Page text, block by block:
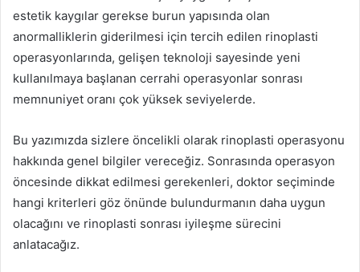
estetik kaygılar gerekse burun yapısında olan
anormalliklerin giderilmesi için tercih edilen rinoplasti
operasyonlarında, gelişen teknoloji sayesinde yeni
kullanılmaya başlanan cerrahi operasyonlar sonrası
memnuniyet oranı çok yüksek seviyelerde.
Bu yazımızda sizlere öncelikli olarak rinoplasti operasyonu
hakkında genel bilgiler vereceğiz. Sonrasında operasyon
öncesinde dikkat edilmesi gerekenleri, doktor seçiminde
hangi kriterleri göz önünde bulundurmanın daha uygun
olacağını ve rinoplasti sonrası iyileşme sürecini
anlatacağız.